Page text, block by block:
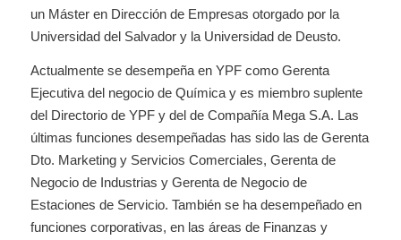
un Máster en Dirección de Empresas otorgado por la
Universidad del Salvador y la Universidad de Deusto.
Actualmente se desempeña en YPF como Gerenta
Ejecutiva del negocio de Química y es miembro suplente
del Directorio de YPF y del de Compañía Mega S.A. Las
últimas funciones desempeñadas has sido las de Gerenta
Dto. Marketing y Servicios Comerciales, Gerenta de
Negocio de Industrias y Gerenta de Negocio de
Estaciones de Servicio. También se ha desempeñado en
funciones corporativas, en las áreas de Finanzas y